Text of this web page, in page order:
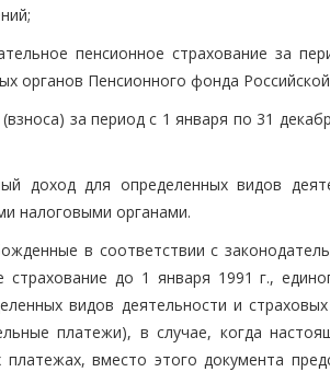
пенсионное страхование за
органов Пенсионного фонда
за период с 1 января по 31
доход для определенных видов
налоговыми органами.
в соответствии с
страхование до 1 января 1991 г.,
видов деятельности и
платежи), в случае, когда
вместо этого документа